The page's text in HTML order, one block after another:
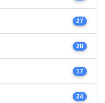
27
28
17
24